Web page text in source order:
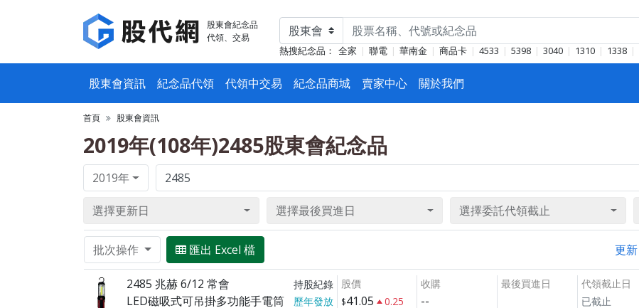
股東會紀念品
代領、交易
熱搜紀念品： 全家 聯電 華南金 商品卡 4533 5398 3040 1310 1338
股東會資訊 紀念品代領 代領中交易 紀念品商城 賣家中心 關於我們
首頁 股東會資訊
2019年(108年)2485股東會紀念品
2019年
選擇更新日 選擇最後買進日 選擇委託代領截止
批次操作 匯出 Excel 檔 更新
2485 兆赫 6/12 常會 持股紀錄
LED磁吸式可吊掛多功能手電筒 歷年發放
股價
41.05 0.25
收購
--
最後買進日
代領截止日
已截止